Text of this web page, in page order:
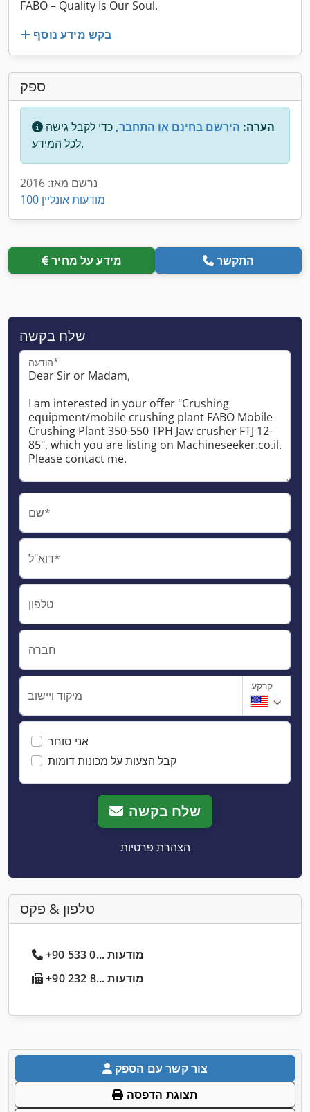
FABO – Quality Is Our Soul.
בקש מידע נוסף
ספק
הערה: הירשם בחינם או התחבר, כדי לקבל גישה
לכל המידע.
נרשם מאז: 2016
100 מודעות אונליין
מידע על מחיר התקשר
שלח בקשה
הודעה*
שם*
דוא"ל*
טלפון
חברה
מיקוד ויישוב
קרקע
אני סוחר
קבל הצעות על מכונות דומות
שלח בקשה
הצהרת פרטיות
טלפון & פקס
+90 533 0... מודעות
+90 232 8... מודעות
צור קשר עם הספק
תצוגת הדפסה